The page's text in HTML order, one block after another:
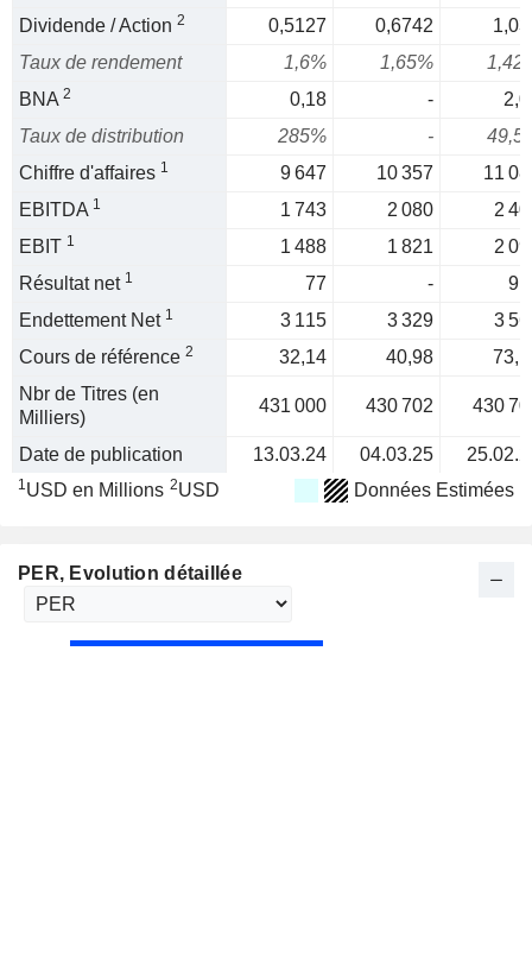
Dividende / Action 2 0,5127 0,6742
Taux de rendement
1,6% 1,65%
BNA 2 0,18 -
Taux de distribution
285% -
Chiffre d'affaires 1 9 647 10 357
11
EBITDA 1 1 743 2 080
2
EBIT 1 1 488 1 821
2
Résultat net 1 77 -
Endettement Net 1 3 115 3 329
3
Cours de référence 2 32,14 40,98
Nbr de Titres (en
Milliers)
431 000 430 702 430
Date de publication 13.03.24 04.03.25
1USD en Millions 2USD Données Estimées
PER, Evolution détaillée